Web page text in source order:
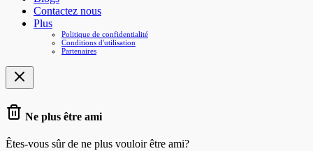
Contactez nous
Plus
Politique de confidentialité
Conditions d'utilisation
Partenaires
Ne plus être ami
Êtes-vous sûr de ne plus vouloir être ami?